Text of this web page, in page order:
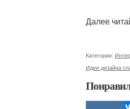
Далее
Категории:
Идеи дизайна